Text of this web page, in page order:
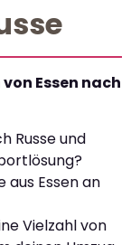
Essen nach
Russe und
aus Essen an
Vielzahl von